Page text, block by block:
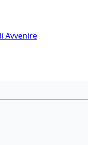
Avvenire